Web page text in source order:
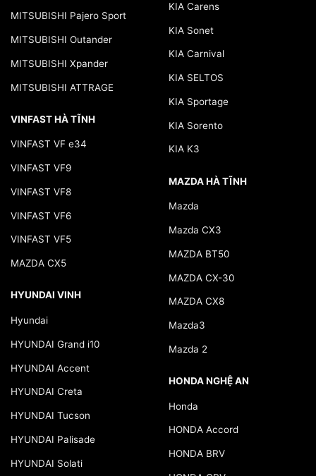
MITSUBISHI Pajero Sport
MITSUBISHI Outander
MITSUBISHI Xpander
MITSUBISHI ATTRAGE
VINFAST HÀ TĨNH
VINFAST VF e34
VINFAST VF9
VINFAST VF8
VINFAST VF6
VINFAST VF5
MAZDA CX5
HYUNDAI VINH
Hyundai
HYUNDAI Grand i10
HYUNDAI Accent
HYUNDAI Creta
HYUNDAI Tucson
HYUNDAI Palisade
HYUNDAI Solati
KIA Carens
KIA Sonet
KIA Carnival
KIA SELTOS
KIA Sportage
KIA Sorento
KIA K3
MAZDA HÀ TĨNH
Mazda
Mazda CX3
MAZDA BT50
MAZDA CX-30
MAZDA CX8
Mazda3
Mazda 2
HONDA NGHỆ AN
Honda
HONDA Accord
HONDA BRV